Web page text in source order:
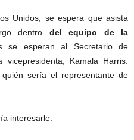
Unidos, se espera que asista
dentro del equipo de la
se esperan al Secretario de
Kamala Harris.
sería el representante de
interesarle: